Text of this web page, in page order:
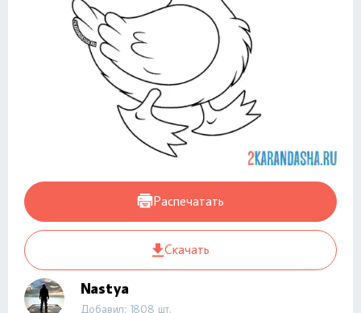
Распечатать
Скачать
Nastya
Добавил: 1808 шт.